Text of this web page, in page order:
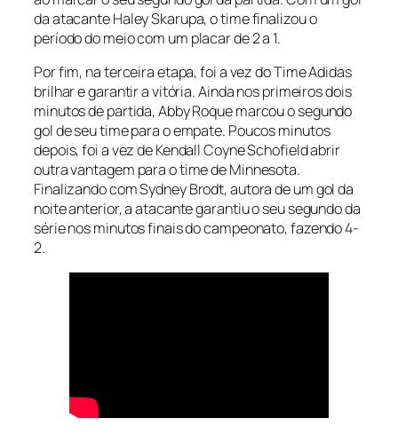
da atacante Haley Skarupa, o time finalizou o
período do meio com um placar de 2 a 1.
Por fim, na terceira etapa, foi a vez do Time Adidas
brilhar e garantir a vitória. Ainda nos primeiros dois
minutos de partida, Abby Roque marcou o segundo
gol de seu time para o empate. Poucos minutos
depois, foi a vez de Kendall Coyne Schofield abrir
outra vantagem para o time de Minnesota.
Finalizando com Sydney Brodt, autora de um gol da
noite anterior, a atacante garantiu o seu segundo da
série nos minutos finais do campeonato, fazendo 4-
2.